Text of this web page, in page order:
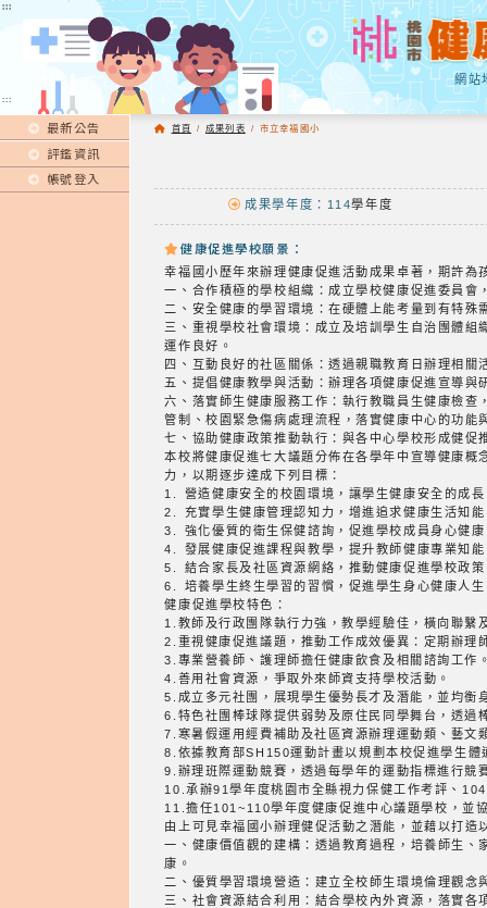
:::
網站
:::
最新公告
評鑑資訊
帳號登入
首頁 / 成果列表 / 市立幸福國小
成果學年度：114學年度
健康促進學校願景：
幸福國小歷年來辦理健康促進活動成果卓著，期許
一、合作積極的學校組織：成立學校健康促進委員會
二、安全健康的學習環境：在硬體上能考量到有特
三、重視學校社會環境：成立及培訓學生自治團體
運作良好。
四、互動良好的社區關係：透過親職教育日辦理相
五、提倡健康教學與活動：辦理各項健康促進宣導
六、落實師生健康服務工作：執行教職員生健康檢
管制、校園緊急傷病處理流程，落實健康中心的功能
七、協助健康政策推動執行：與各中心學校形成健
本校將健康促進七大議題分佈在各學年中宣導健康
力，以期逐步達成下列目標：
1. 營造健康安全的校園環境，讓學生健康安全的成長
2. 充實學生健康管理認知力，增進追求健康生活知能
3. 強化優質的衛生保健諮詢，促進學校成員身心健康
4. 發展健康促進課程與教學，提升教師健康專業知能
5. 結合家長及社區資源網絡，推動健康促進學校政策
6. 培養學生終生學習的習慣，促進學生身心健康人生
健康促進學校特色：
1.教師及行政團隊執行力強，教學經驗佳，橫向聯繫
2.重視健康促進議題，推動工作成效優異：定期辦理
3.專業營養師、護理師擔任健康飲食及相關諮詢工作
4.善用社會資源，爭取外來師資支持學校活動。
5.成立多元社團，展現學生優勢長才及潛能，並均衡
6.特色社團棒球隊提供弱勢及原住民同學舞台，透過
7.寒暑假運用經費補助及社區資源辦理運動類、藝文
8.依據教育部SH150運動計畫以規劃本校促進學生
9.辦理班際運動競賽，透過每學年的運動指標進行競
10.承辦91學年度桃園市全縣視力保健工作考評、
11.擔任101~110學年度健康促進中心議題學校，並
由上可見幸福國小辦理健促活動之潛能，並藉以打造
一、健康價值觀的建構：透過教育過程，培養師生
康。
二、優質學習環境營造：建立全校師生環境倫理觀
三、社會資源結合利用：結合學校內外資源，落實
:::